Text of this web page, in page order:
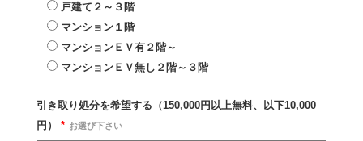
戸建て２～３階
マンション１階
マンションＥＶ有２階～
マンションＥＶ無し２階～３階
引き取り処分を希望する（150,000円以上無料、以下10,000
円）
* お選び下さい